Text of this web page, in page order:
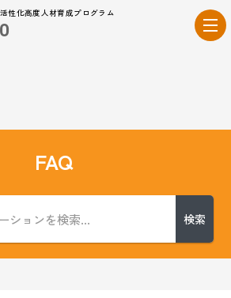
性化高度人材育成プログラム
FAQ
検索